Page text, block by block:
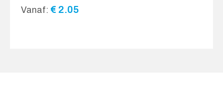
Vanaf: € 2.05